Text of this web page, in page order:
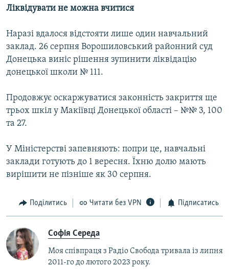
Ліквідувати не можна вчитися
Наразі вдалося відстояти лише один навчальний
заклад. 26 серпня Ворошиловський районний суд
Донецька виніс рішення зупинити ліквідацію
донецької школи № 111.
Продовжує оскаржуватися законність закриття ще
трьох шкіл у Макіївці Донецької області – №№ 3, 100
та 27.
У Міністерстві запевняють: попри це, навчальні
заклади готують до 1 вересня. Їхню долю мають
вирішити не пізніше як 30 серпня.
Поділитись Читати без VPN Підписатись
Софія Середа
Моя співпраця з Радіо Свобода тривала із липня
2011-го до лютого 2023 року.